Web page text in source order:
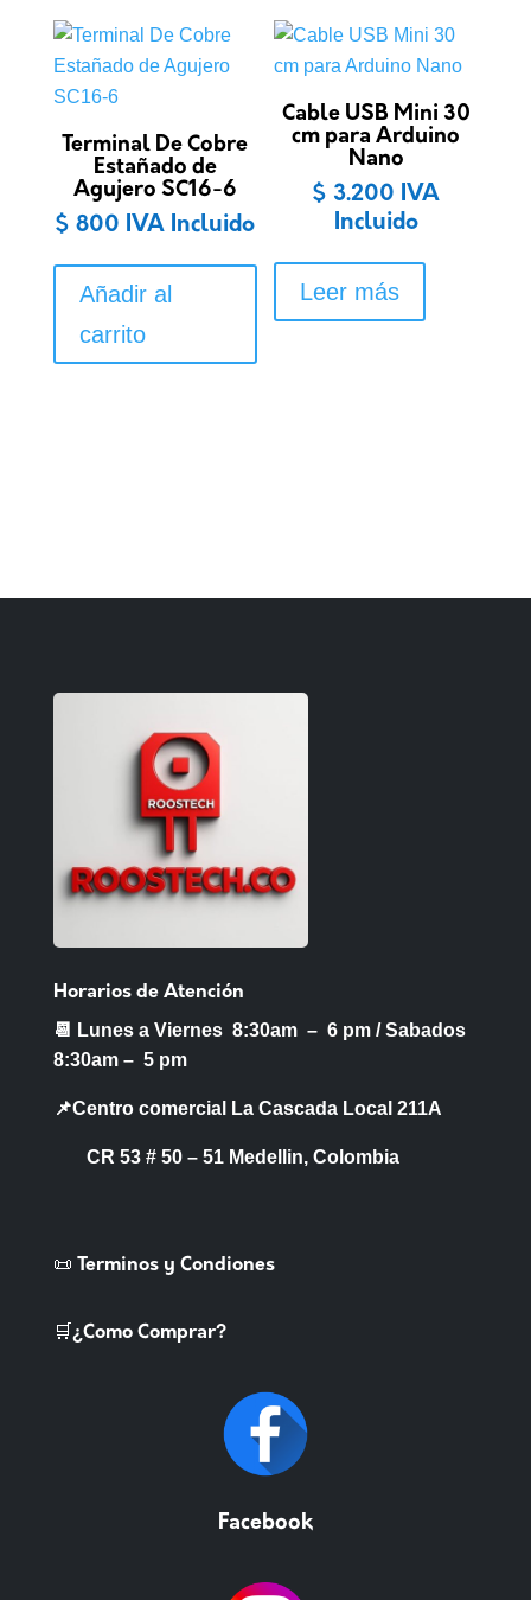
Terminal De Cobre
Estañado de
Agujero SC16-6
$ 800 IVA Incluido
Añadir al
carrito
Cable USB Mini 30
cm para Arduino
Nano
$ 3.200 IVA
Incluido
Leer más
Horarios de Atención
📆 Lunes a Viernes 8:30am – 6 pm /Sabados
8:30am – 5 pm
📌Centro comercial La Cascada Local 211A
CR 53 # 50 – 51 Medellin, Colombia
📜 Terminos y Condiones
🛒¿Como Comprar?
Facebook